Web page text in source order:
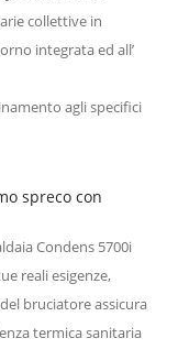
collettive in
integrata ed all’
agli specifici
spreco con
Condens 5700i
reali esigenze,
bruciatore assicura
termica sanitaria